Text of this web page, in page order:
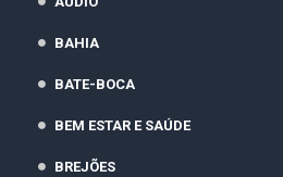
BAHIA
BATE-BOCA
BEM ESTAR E SAÚDE
BREJÕES